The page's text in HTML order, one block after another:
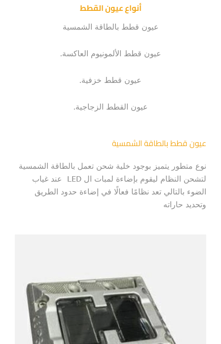
أنواع عيون القطط
عيون قطط بالطاقة الشمسية
عيون قطط الألمونيوم العاكسة.
عيون قطط خزفية.
عيون القطط الزجاجية.
عيون قطط بالطاقة الشمسية
نوع متطور يتميز بوجود خلية شحن تعمل بالطاقة الشمسية
لتشحن النظام ليقوم بإضاءة لمبات ال LED عند غياب
الضوء بالتالي تعد نظامًا فعالًا في إضاءة حدود الطريق
وتحديد حاراته